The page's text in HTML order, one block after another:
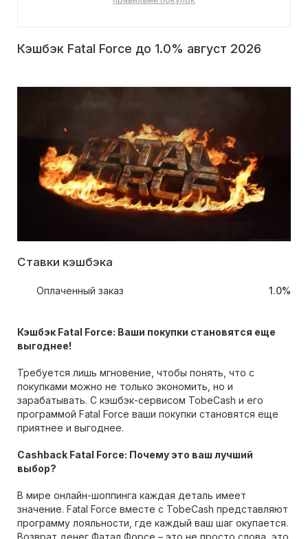
Кэшбэк Fatal Force до 1.0% август 2026
Ставки кэшбэка
Оплаченный заказ 1.0%
Кэшбэк Fatal Force: Ваши покупки становятся еще
выгоднее!
Требуется лишь мгновение, чтобы понять, что с
покупками можно не только экономить, но и
зарабатывать. С кэшбэк-сервисом TobeCash и его
программой Fatal Force ваши покупки становятся еще
приятнее и выгоднее.
Cashback Fatal Force: Почему это ваш лучший
выбор?
В мире онлайн-шоппинга каждая деталь имеет
значение. Fatal Force вместе с TobeCash представляют
программу лояльности, где каждый ваш шаг окупается.
Возврат денег Фатал Форсе – это не просто слова, это